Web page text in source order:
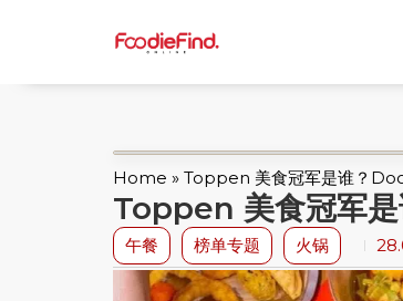
Home » Toppen 美食冠军是谁？
Toppen 美食冠军
午餐 榜单专题 火锅